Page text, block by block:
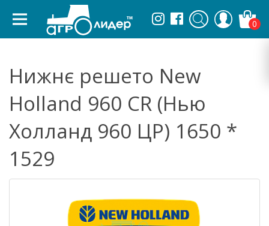
0
Нижнє решето New
Holland 960 CR (Нью
Холланд 960 ЦР) 1650 *
1529